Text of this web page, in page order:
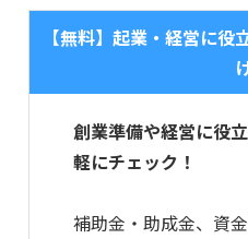
【無料】起業・経営に
創業準備や経営に役
軽にチェック！
補助金・助成金、資